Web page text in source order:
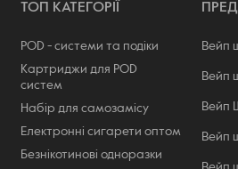
ТОП КАТЕГОРІЇ
POD - системи та подіки
Картриджи для POD
систем
Набір для самозамісу
Електронні сигарети оптом
Безнікотинові одноразки
Вейп
Вейп
Вейп
Вейп